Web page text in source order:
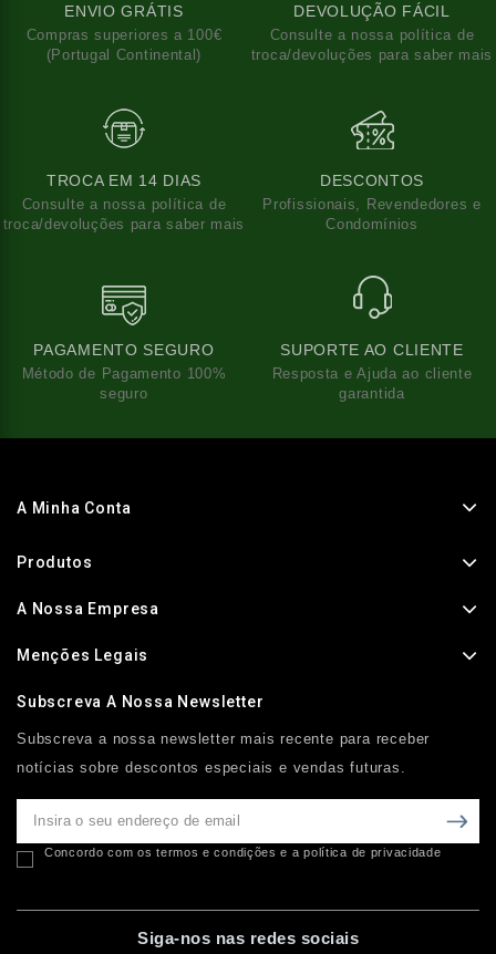
ENVIO GRÁTIS
Compras superiores a 100€
(Portugal Continental)
DEVOLUÇÃO FÁCIL
Consulte a nossa política de
troca/devoluções para saber mais
TROCA EM 14 DIAS
Consulte a nossa política de
troca/devoluções para saber mais
DESCONTOS
Profissionais, Revendedores e
Condomínios
PAGAMENTO SEGURO
Método de Pagamento 100%
seguro
SUPORTE AO CLIENTE
Resposta e Ajuda ao cliente
garantida
A Minha Conta
Produtos
A Nossa Empresa
Menções Legais
Subscreva A Nossa Newsletter
Subscreva a nossa newsletter mais recente para receber
notícias sobre descontos especiais e vendas futuras.
Concordo com os termos e condições e a política de privacidade
Siga-nos nas redes sociais